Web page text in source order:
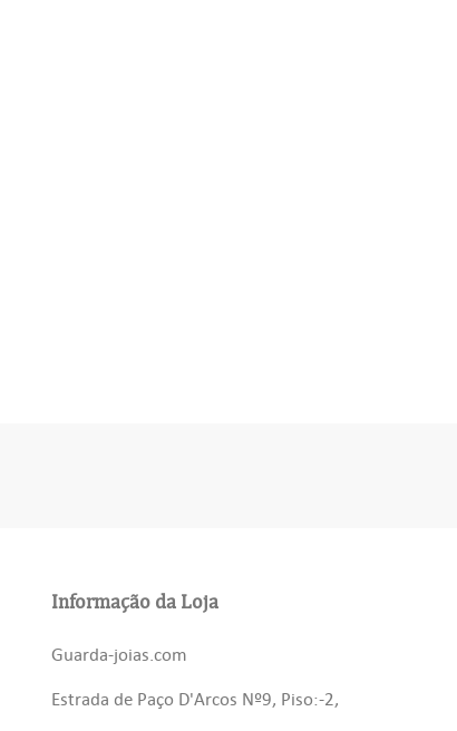
Informação da Loja
Guarda-joias.com
Estrada de Paço D'Arcos Nº9, Piso:-2,